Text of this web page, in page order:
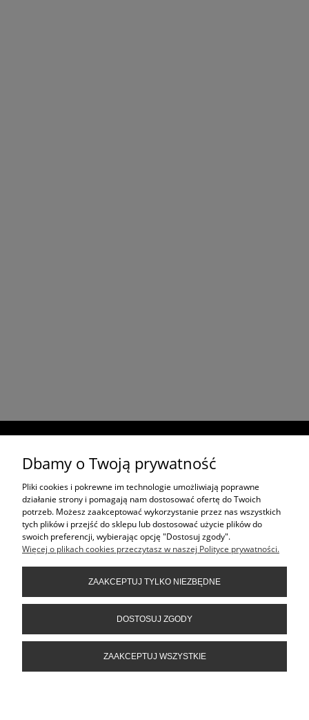
ZAKUPY
PROJEKTY W CAŁEJ POLSCE
MOJE KONTO
© Copyright 2016 - 2025 | All Rights Reserved by Plaza & Kenig Sp. z o.o.
Dbamy o Twoją prywatność
Pliki cookies i pokrewne im technologie umożliwiają poprawne
działanie strony i pomagają nam dostosować ofertę do Twoich
potrzeb. Możesz zaakceptować wykorzystanie przez nas wszystkich
tych plików i przejść do sklepu lub dostosować użycie plików do
swoich preferencji, wybierając opcję "Dostosuj zgody".
Więcej o plikach cookies przeczytasz w naszej Polityce prywatności.
ZAAKCEPTUJ TYLKO NIEZBĘDNE
DOSTOSUJ ZGODY
ZAAKCEPTUJ WSZYSTKIE